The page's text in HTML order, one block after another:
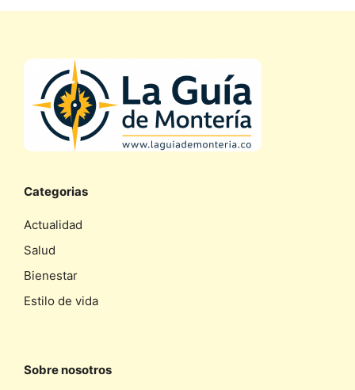
Categorias
Actualidad
Salud
Bienestar
Estilo de vida
Sobre nosotros